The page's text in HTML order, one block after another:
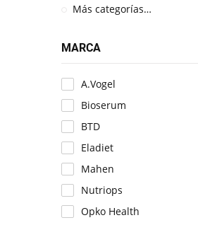
Más categorías…
MARCA
A.Vogel
Bioserum
BTD
Eladiet
Mahen
Nutriops
Opko Health